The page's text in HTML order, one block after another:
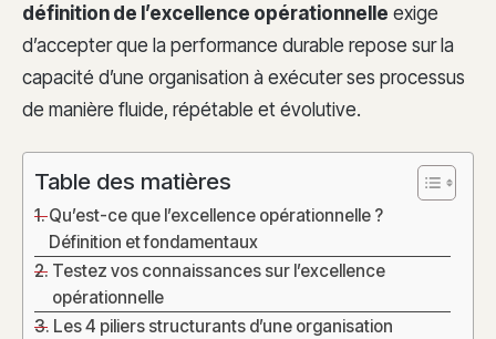
définition de l’excellence opérationnelle exige
d’accepter que la performance durable repose sur la
capacité d’une organisation à exécuter ses processus
de manière fluide, répétable et évolutive.
Table des matières
Qu’est-ce que l’excellence opérationnelle ?
Définition et fondamentaux
Testez vos connaissances sur l’excellence
opérationnelle
Les 4 piliers structurants d’une organisation